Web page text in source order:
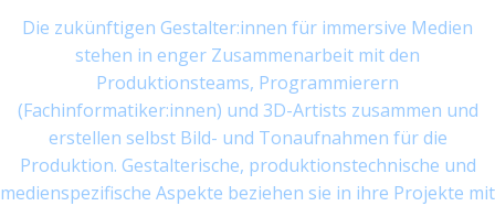
Die zukünftigen Gestalter:innen für immersive Medien
stehen in enger Zusammenarbeit mit den
Produktionsteams, Programmierern
(Fachinformatiker:innen) und 3D-Artists zusammen und
erstellen selbst Bild- und Tonaufnahmen für die
Produktion. Gestalterische, produktionstechnische und
medienspezifische Aspekte beziehen sie in ihre Projekte mit